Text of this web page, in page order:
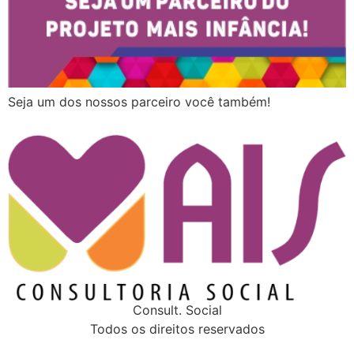
Seja um dos nossos parceiro você também!
Consult. Social
Todos os direitos reservados